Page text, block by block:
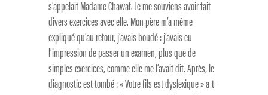
s’appelait Madame Chawaf. Je me souviens avoir fait
divers exercices avec elle. Mon père m’a même
expliqué qu’au retour, j’avais boudé : j’avais eu
l’impression de passer un examen, plus que de
simples exercices, comme elle me l’avait dit. Après, le
diagnostic est tombé : « Votre fils est dyslexique » a-t-